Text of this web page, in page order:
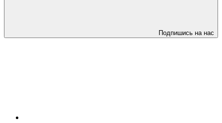
Подпишись на нас